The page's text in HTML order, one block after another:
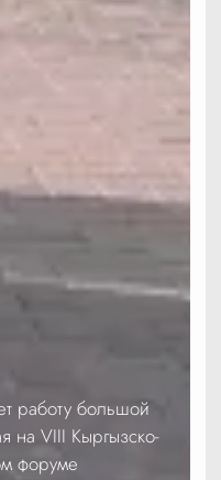
работу большой
на VIII Кыргызско-
форуме